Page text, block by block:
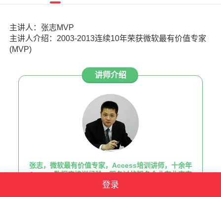
主讲人：张志MVP
主讲人介绍：2003-2013连续10年荣获微软最有价值专家
(MVP)
讲师介绍
张志，微软最有价值专家，Access培训讲师，十余年
Access数据库培训经验，服务过的知名企业有北京奔
驰、上海宜家、立达（中国）纺织仪器、中信泰富特钢
登录